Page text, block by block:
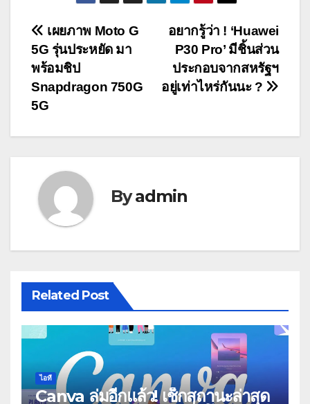
แนะแนว
เรื่อง
อยากรู้ว่า ! ‘Huawei
P30 Pro’ มีชิ้นส่วน
ประกอบจากสหรัฐฯ
อยู่เท่าไหร่กันนะ ?
เผยภาพ Moto G
5G รุ่นประหยัด มา
พร้อมชิป
Snapdragon 750G
5G
Byadmin
Related Post
ไอที
Canva ล่มอีกแล้ว! เช็กสถานะล่าสุด